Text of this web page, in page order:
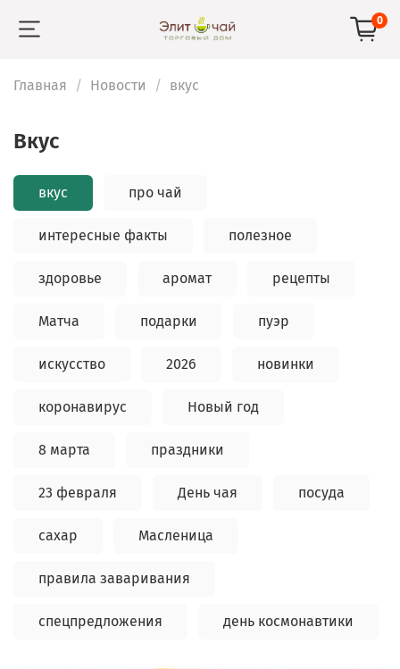
0
Главная Новости вкус
вкус
вкус про чай
интересные факты полезное
здоровье аромат рецепты
Матча подарки пуэр
искусство 2026 новинки
коронавирус Новый год
8 марта праздники
23 февраля День чая посуда
сахар Масленица
правила заваривания
спецпредложения день космонавтики